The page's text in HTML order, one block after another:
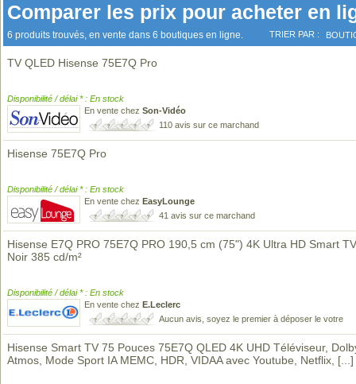
Comparer les prix pour acheter en
6 produits trouvés, en vente dans 6 boutiques en ligne. TRIER PAR :
TV QLED Hisense 75E7Q Pro
Disponibilité / délai * : En stock
En vente chez Son-Vidéo
110 avis sur ce marchand
Hisense 75E7Q Pro
Disponibilité / délai * : En stock
En vente chez EasyLounge
41 avis sur ce marchand
Hisense E7Q PRO 75E7Q PRO 190,5 cm (75") 4K Ultra HD Smart
Noir 385 cd/m²
Disponibilité / délai * : En stock
En vente chez E.Leclerc
Aucun avis, soyez le premier à déposer le votre
Hisense Smart TV 75 Pouces 75E7Q QLED 4K UHD Téléviseur,
Atmos, Mode Sport IA MEMC, HDR, VIDAA avec Youtube, Netflix, [...]